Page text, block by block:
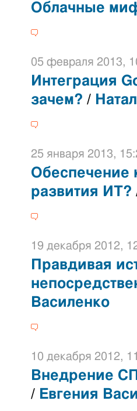
Облачные
05 февраля 2013,
Интеграция
зачем? /
25 января 2013,
Обеспечение
развития ИТ?
19 декабря 2012,
Правдивая
Василенко
10 декабря 2012,
Внедрение
/ Евгения